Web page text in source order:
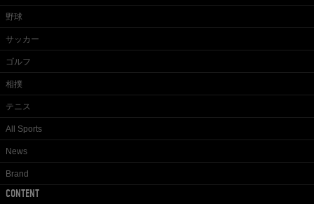
野球
サッカー
ゴルフ
相撲
テニス
All Sports
News
Brand
CONTENT